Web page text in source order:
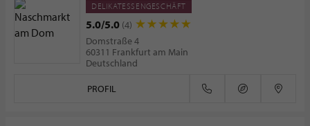
DELIKATESSENGESCHÄFT
5.0/5.0 (4)
Domstraße 4
60311 Frankfurt am Main
Deutschland
PROFIL